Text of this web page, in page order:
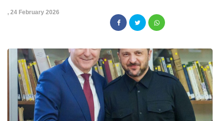
, 24 February 2026